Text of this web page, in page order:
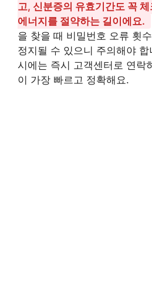
고, 신분증의 유효기간도 꼭
에너지를 절약하는 길이에요.
을 찾을 때 비밀번호 오류 횟
정지될 수 있으니 주의해야
시에는 즉시 고객센터로 연락
이 가장 빠르고 정확해요.